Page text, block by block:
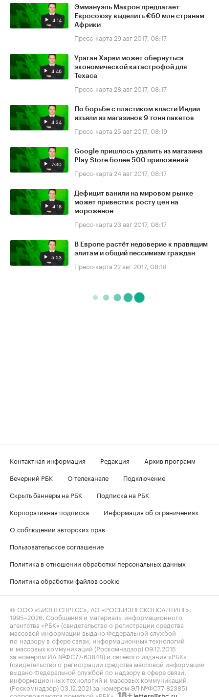
4:14
Эммануэль Макрон предлагает
Евросоюзу выделить €60 млн странам
Африки
Пресс-карта 29 авг 2017, 08:17
4:46
Ураган Харви может обернуться
экономической катастрофой для
Техаса
Пресс-карта 28 авг 2017, 08:17
4:24
По борьбе с пластиком власти Индии
изъяли из магазинов 9 тонн пакетов
Пресс-карта 25 авг 2017, 08:19
7:30
Google пришлось удалить из магазина
Play Store более 500 приложений
Пресс-карта 24 авг 2017, 08:17
4:18
Дефицит ванили на мировом рынке
может привести к росту цен на
мороженое
Пресс-карта 23 авг 2017, 08:17
5:53
В Европе растёт недоверие к правящим
элитам и общий пессимизм граждан
Пресс-карта 22 авг 2017, 08:18
Контактная информация Редакция
Архив программ
Вечерний РБК
О телеканале
Подключение
Скрыть баннеры на РБК
Подписка на РБК
Корпоративная подписка
Информация об ограничениях
О соблюдении авторских прав
Пользовательское соглашение
Политика в отношении обработки персональных данных
Политика обработки файлов cookie
© ООО «БИЗНЕСПРЕСС», АО «РОСБИЗНЕСКОНСАЛТИНГ»,
1995–2026 . Сообщения и материалы информационного
агентства «РБК» (свидетельство о регистрации средства
массовой информации выдано Федеральной службой
по надзору в сфере связи, информационных технологий
и массовых коммуникаций (Роскомнадзор) 09.12.2015
за номером ИА №ФС77-63848) и сетевого издания «РБК»
(свидетельство о регистрации средства массовой информации
выдано Федеральной службой по надзору в сфере связи,
информационных технологий и массовых коммуникаций
(Роскомнадзор) 03.12.2021 за номером ЭЛ №ФС77-82385)
сопровождаются пометкой «РБК».
letters@rbc.ru